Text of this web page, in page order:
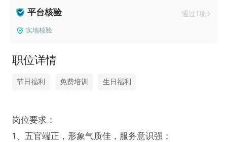
平台核验 通过1项
实地核验
职位详情
节日福利 免费培训 生日福利
岗位要求：
1、五官端正，形象气质佳，服务意识强；